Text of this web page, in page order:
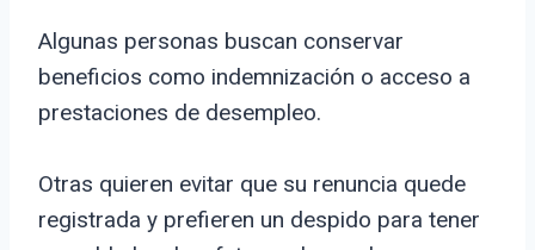
Algunas personas buscan conservar
beneficios como indemnización o acceso a
prestaciones de desempleo.
Otras quieren evitar que su renuncia quede
registrada y prefieren un despido para tener